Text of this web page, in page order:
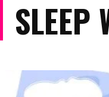
SLEEP